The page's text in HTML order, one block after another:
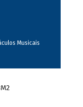
Musicais